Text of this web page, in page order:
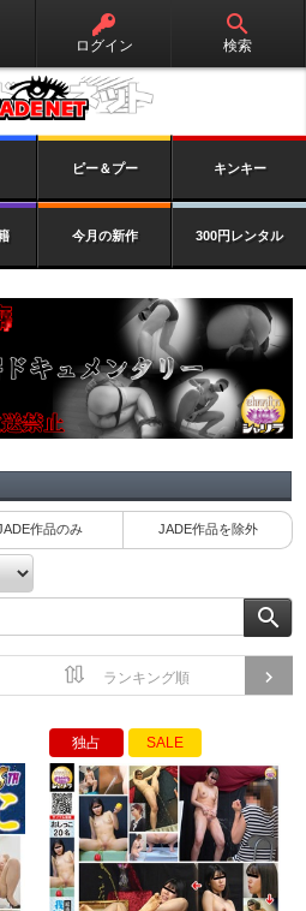
ログイン 検索
ピー＆プー キンキー
今月の新作 300円レンタル
作品のみ JADE作品を除外
5カメ5アングル快感おしっこ Hi-
独占 SALE